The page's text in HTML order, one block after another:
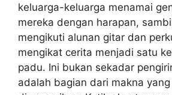
keluarga-keluarga menamai
mereka dengan harapan,
mengikuti alunan gitar dan
mengikat cerita menjadi satu
padu. Ini bukan sekadar
adalah bagian dari makna yang